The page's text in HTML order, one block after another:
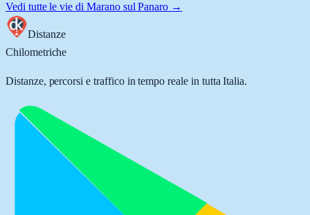
Vedi tutte le vie di Marano sul Panaro →
Distanze
Chilometriche
Distanze, percorsi e traffico in tempo reale in tutta Italia.